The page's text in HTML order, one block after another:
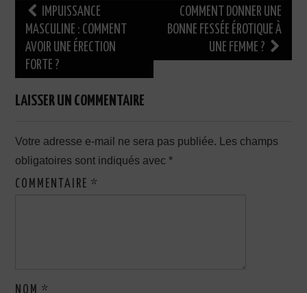
Navigation
des
articles
IMPUISSANCE
MASCULINE : COMMENT
AVOIR UNE ÉRECTION
FORTE ?
COMMENT DONNER UNE
BONNE FESSÉE ÉROTIQUE À
UNE FEMME ?
LAISSER UN COMMENTAIRE
Votre adresse e-mail ne sera pas publiée.
Les champs
obligatoires sont indiqués avec*
COMMENTAIRE*
NOM*